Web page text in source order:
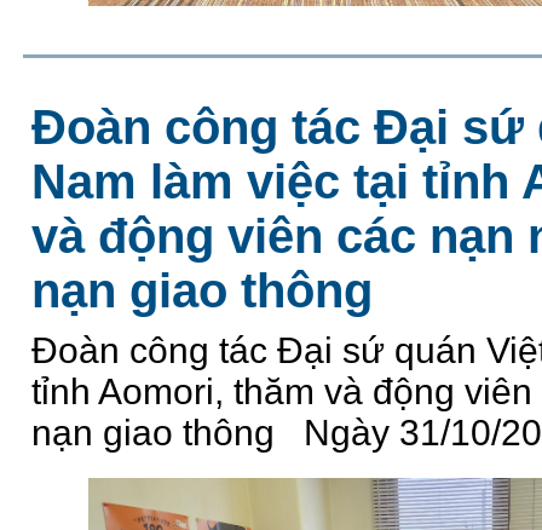
Đoàn công tác Đại sứ
Nam làm việc tại tỉnh
và động viên các nạn
nạn giao thông
Đoàn công tác Đại sứ quán
tỉnh Aomori, thăm và động
nạn giao thông Ngày 31/10/